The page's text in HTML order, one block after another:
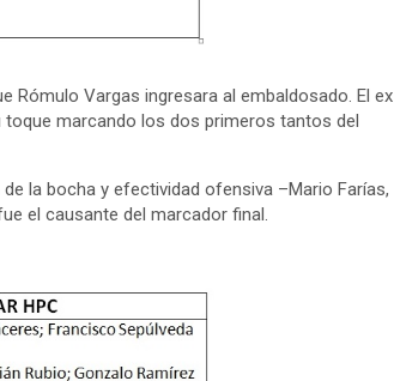
Rómulo Vargas ingresara al embaldosado. El ex
marcando los dos primeros tantos del
la bocha y efectividad ofensiva –Mario Farías,
el causante del marcador final.